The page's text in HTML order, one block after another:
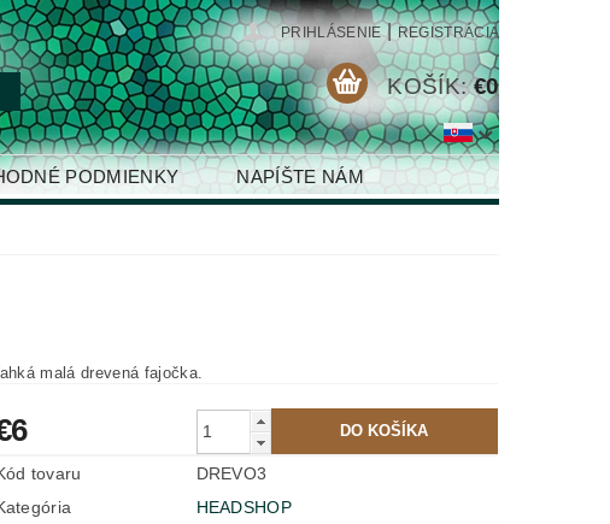
PRIHLÁSENIE | REGISTRÁCIA
KOŠÍK: €0
PODMIENKY NAPÍŠTE NÁM
malá drevená fajočka.
tovaru
DREVO3
HEADSHOP